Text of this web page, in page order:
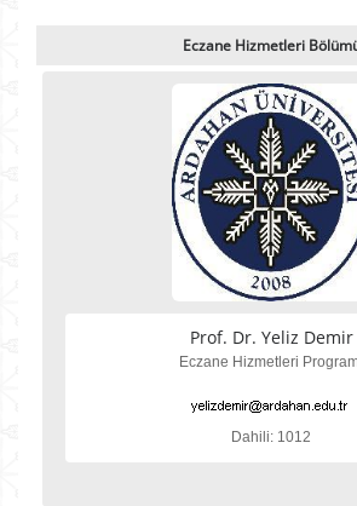
Eczane Hizmetleri
Prof. Dr. Yeliz Demir
Eczane Hizmetleri
Dahili: 1012